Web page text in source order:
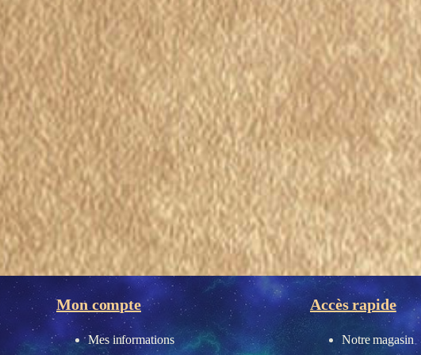
Mon compte
Mes informations
Accès rapide
Notre magasin